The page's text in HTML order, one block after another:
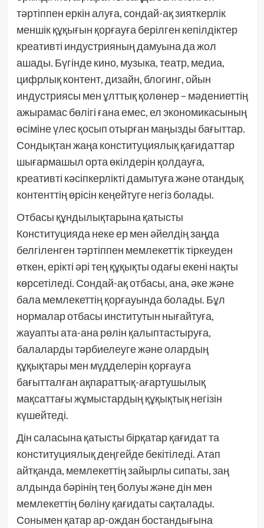
тәртіппен еркін алуға, сондай-ақ зияткерлік
меншік құқығын қорғауға берілген кепілдіктер
креативті индустрияның дамуына да жол
ашады. Бүгінде кино, музыка, театр, медиа,
цифрлық контент, дизайн, блогинг, ойын
индустриясы мен ұлттық қолөнер – мәдениеттің
ажырамас бөлігі ғана емес, ел экономикасының
өсіміне үлес қосып отырған маңызды бағыттар.
Сондықтан жаңа конституциялық қағидаттар
шығармашыл орта өкілдерін қолдауға,
креативті кәсіпкерлікті дамытуға және отандық
контенттің өрісін кеңейтуге негіз болады.
Отбасы құндылықтарына қатысты
Конституцияда неке ер мен әйелдің заңда
белгіленген тәртіппен мемлекеттік тіркеуден
өткен, ерікті әрі тең құқықты одағы екені нақты
көрсетіледі. Сондай-ақ отбасы, ана, әке және
бала мемлекеттің қорғауында болады. Бұл
нормалар отбасы институтын нығайтуға,
жауапты ата-ана рөлін қалыптастыруға,
балаларды тәрбиелеуге және олардың
құқықтары мен мүдделерін қорғауға
бағытталған ақпараттық-ағартушылық
мақсаттағы жұмыстардың құқықтық негізін
күшейтеді.
Дін саласына қатысты бірқатар қағидат та
конституциялық деңгейде бекітіледі. Атап
айтқанда, мемлекеттің зайырлы сипаты, заң
алдында бәрінің тең болуы және дін мен
мемлекеттің бөліну қағидаты сақталады.
Сонымен қатар ар-ождан бостандығына